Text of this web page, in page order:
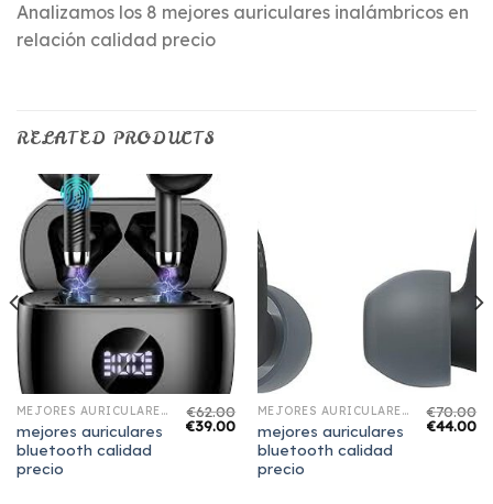
Analizamos los 8 mejores auriculares inalámbricos en
relación calidad precio
RELATED PRODUCTS
MEJORES AURICULARES BLUETOOTH CALIDAD PRECIO
mejores auriculares
bluetooth calidad
precio
€62.00
€39.00
MEJORES AURICULARES BLUETOOTH CALIDAD PRECIO
mejores auriculares
bluetooth calidad
precio
€70.00
€44.00